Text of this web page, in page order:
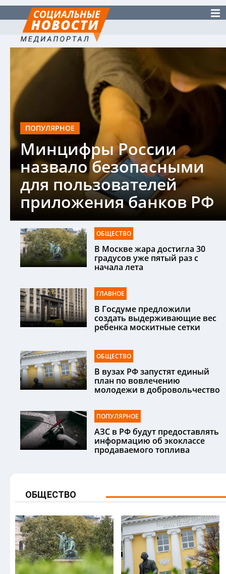
ПОПУЛЯРНОЕ
Минцифры России
назвало безопасными
для пользователей
приложения банков РФ
ОБЩЕСТВО
В Москве жара достигла 30
градусов уже пятый раз с
начала лета
ГЛАВНОЕ
В Госдуме предложили
создать выдерживающие вес
ребенка москитные сетки
ОБЩЕСТВО
В вузах РФ запустят единый
план по вовлечению
молодежи в добровольчество
ПОПУЛЯРНОЕ
АЗС в РФ будут предоставлять
информацию об экоклассе
продаваемого топлива
ОБЩЕСТВО